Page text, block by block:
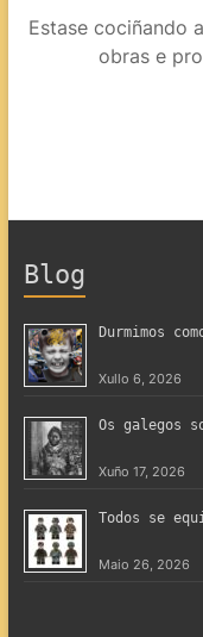
Estase cociñando
obras e
Blog
Durmimos
Xullo 6, 2026
Os galegos
Xuño 17, 2026
Todos se
Maio 26, 2026